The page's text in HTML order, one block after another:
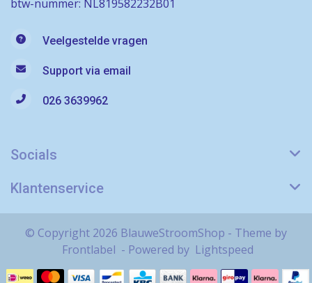
btw-nummer: NL819582232B01
Veelgestelde vragen
Support via email
026 3639962
Socials
Klantenservice
© Copyright 2026 BlauweStroomShop - Theme by
Frontlabel - Powered by Lightspeed